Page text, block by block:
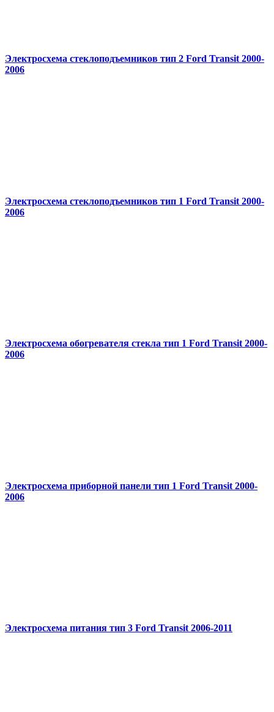
Электросхема стеклоподъемников тип 2 Ford Transit 2000-
2006
Электросхема стеклоподъемников тип 1 Ford Transit 2000-
2006
Электросхема обогревателя стекла тип 1 Ford Transit 2000-
2006
Электросхема приборной панели тип 1 Ford Transit 2000-
2006
Электросхема питания тип 3 Ford Transit 2006-2011